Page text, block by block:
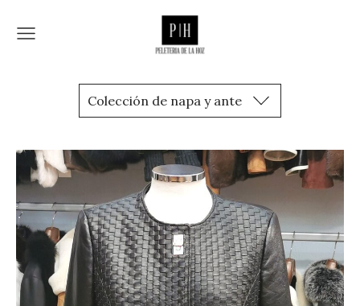
Colección de napa y ante